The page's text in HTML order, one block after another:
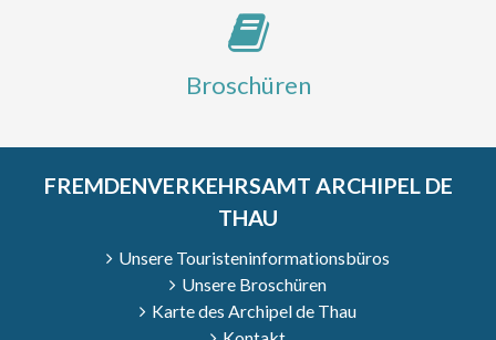
Broschüren
FREMDENVERKEHRSAMT ARCHIPEL DE
THAU
Unsere Touristeninformationsbüros
Unsere Broschüren
Karte des Archipel de Thau